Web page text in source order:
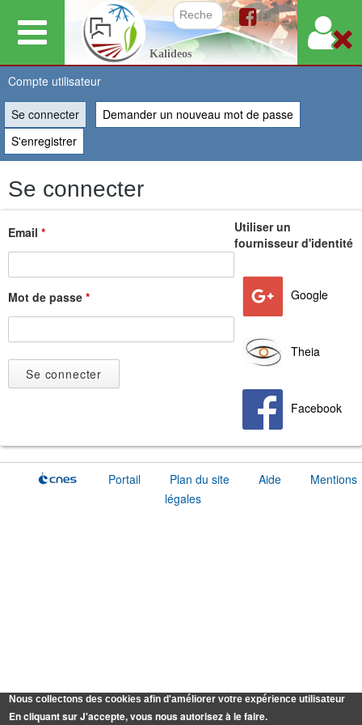
Aller
au
contenuKalideos
Vous
êtes
ici
Compte utilisateur
Se connecter (onglet actif)
Demander un nouveau mot de passe
S'enregistrer
Se connecter
Email *
Mot de passe *
Utiliser un
fournisseur d'identité
Google
Theia
Facebook
Portail Plan du site Aide
Mentions
légales
Nous collectons des cookies afin d'améliorer votre expérience utilisateur
En cliquant sur J'accepte, vous nous autorisez à le faire.